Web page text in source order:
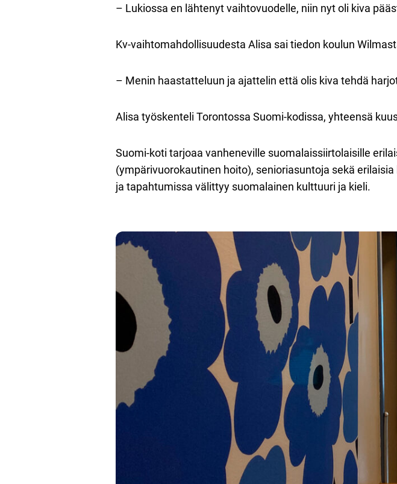
– Lukiossa en lähtenyt vaihtovuodelle, niin nyt oli kiva
Kv-vaihtomahdollisuudesta Alisa sai tiedon koulun
– Menin haastatteluun ja ajattelin että olis kiva tehdä
Alisa työskenteli Torontossa Suomi-kodissa, yhteensä
Suomi-koti tarjoaa vanheneville suomalaissiirtolaisille
(ympärivuorokautinen hoito), senioriasuntoja sekä
ja tapahtumissa välittyy suomalainen kulttuuri ja kieli.